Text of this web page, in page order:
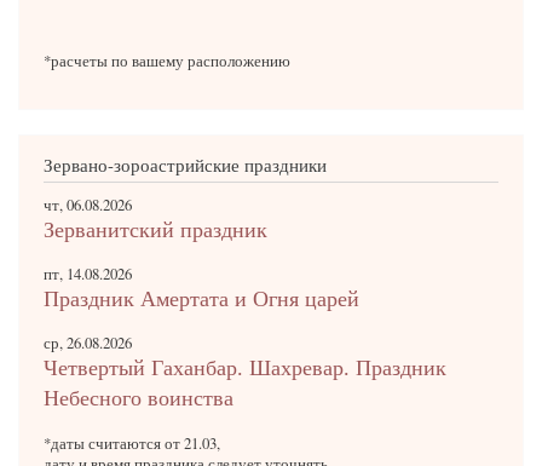
*расчеты по вашему расположению
Зервано-зороастрийские праздники
чт, 06.08.2026
Зерванитский праздник
пт, 14.08.2026
Праздник Амертата и Огня царей
ср, 26.08.2026
Четвертый Гаханбар. Шахревар. Праздник
Небесного воинства
*даты считаются от 21.03,